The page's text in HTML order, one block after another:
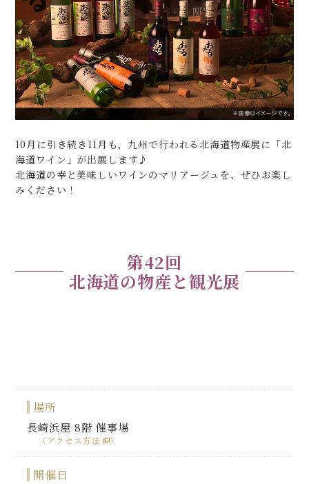
10月に引き続き11月も、九州で行われる北海道物産展に「北
海道ワイン」が出展します♪
北海道の幸と美味しいワインのマリアージュを、ぜひお楽し
みください！
第42回
北海道の物産と観光展
場所
長崎浜屋 8階 催事場
（アクセス方法 ）
開催日